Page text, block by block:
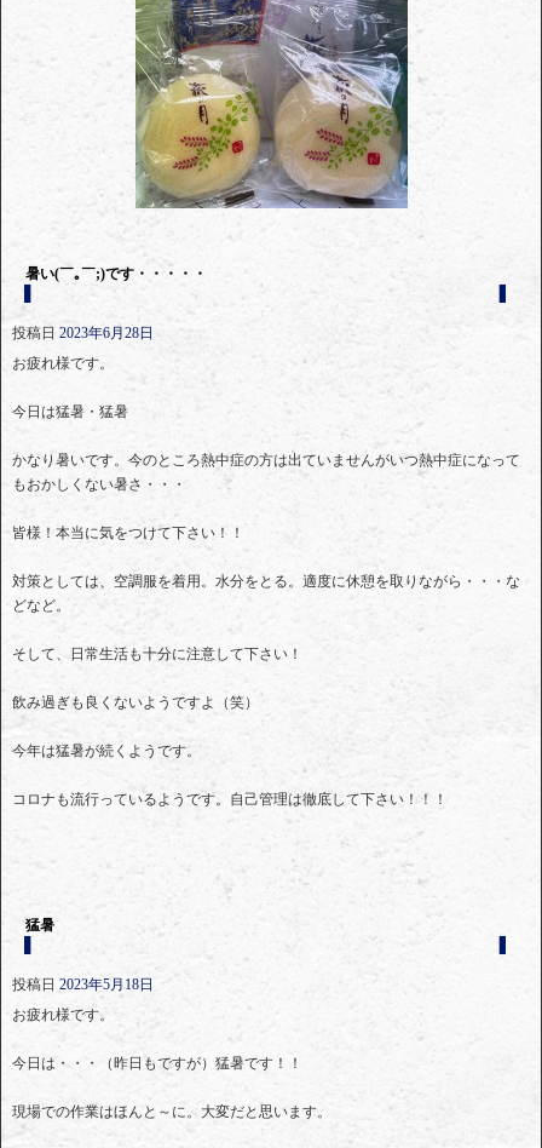
暑い(￣｡￣;)です・・・・・
投稿日 2023年6月28日
お疲れ様です。
今日は猛暑・猛暑
かなり暑いです。今のところ熱中症の方は出ていませんがいつ熱中症になって
もおかしくない暑さ・・・
皆様！本当に気をつけて下さい！！
対策としては、空調服を着用。水分をとる。適度に休憩を取りながら・・・な
どなど。
そして、日常生活も十分に注意して下さい！
飲み過ぎも良くないようですよ（笑）
今年は猛暑が続くようです。
コロナも流行っているようです。自己管理は徹底して下さい！！！
猛暑
投稿日 2023年5月18日
お疲れ様です。
今日は・・・（昨日もですが）猛暑です！！
現場での作業はほんと～に。大変だと思います。